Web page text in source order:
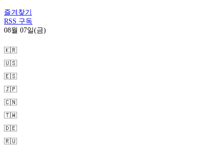
즐겨찾기
RSS 구독
08월 07일(금)
🇰🇷
🇺🇸
🇪🇸
🇯🇵
🇨🇳
🇹🇼
🇩🇪
🇷🇺